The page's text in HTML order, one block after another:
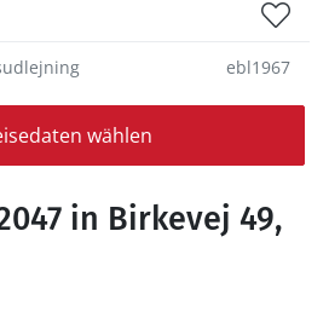
ebl1967
wählen
in Birkevej 49,